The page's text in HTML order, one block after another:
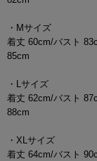
・Mサイズ
着丈 60cm/バスト
85cm
・Lサイズ
着丈 62cm/バスト
88cm
・XLサイズ
着丈 64cm/バスト